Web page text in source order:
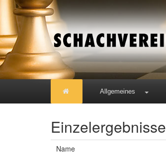
Allgemeines
Einzelergebnisse
Name